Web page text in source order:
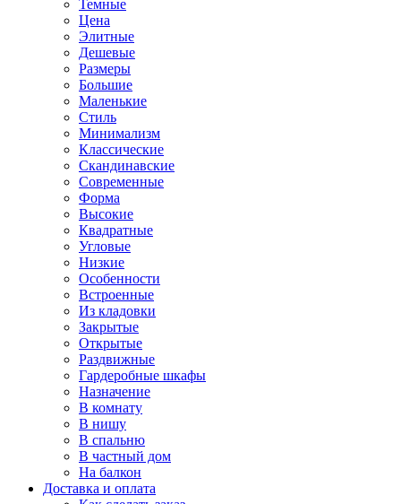
Темные
Цена
Элитные
Дешевые
Размеры
Большие
Маленькие
Стиль
Минимализм
Классические
Скандинавские
Современные
Форма
Высокие
Квадратные
Угловые
Низкие
Особенности
Встроенные
Из кладовки
Закрытые
Открытые
Раздвижные
Гардеробные шкафы
Назначение
В комнату
В нишу
В спальню
В частный дом
На балкон
Доставка и оплата